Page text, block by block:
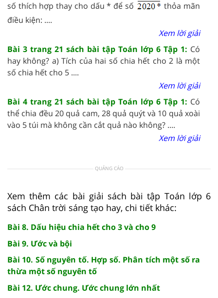
số thích hợp thay cho dấu * để số
thỏa mãn
điều kiện: ....
Xem lời giải
Bài 3 trang 21 sách bài tập Toán lớp 6 Tập 1: Có
hay không? a) Tích của hai số chia hết cho 2 là một
số chia hết cho 5 ....
Xem lời giải
Bài 4 trang 21 sách bài tập Toán lớp 6 Tập 1: Có
thể chia đều 20 quả cam, 28 quả quýt và 10 quả xoài
vào 5 túi mà không cần cắt quả nào không? ....
Xem lời giải
QUẢNG CÁO
Xem thêm các bài giải sách bài tập Toán lớp 6
sách Chân trời sáng tạo hay, chi tiết khác:
Bài 8. Dấu hiệu chia hết cho 3 và cho 9
Bài 9. Ước và bội
Bài 10. Số nguyên tố. Hợp số. Phân tích một số ra
thừa một số nguyên tố
Bài 12. Ước chung. Ước chung lớn nhất